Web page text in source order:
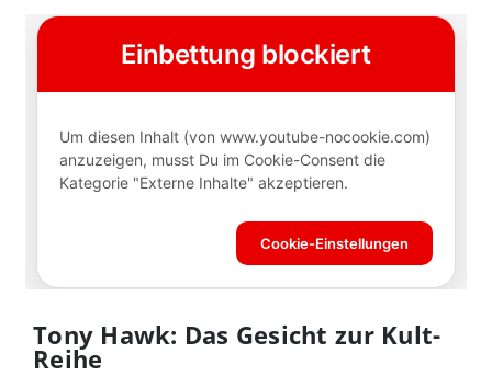
Tony Hawk: Das Gesicht zur Kult-
Reihe